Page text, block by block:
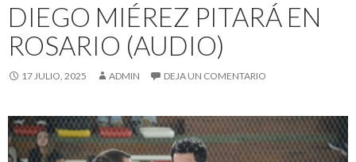
DIEGO MIÉREZ PITARÁ EN
ROSARIO (AUDIO)
17 JULIO, 2025 ADMIN DEJA UN COMENTARIO